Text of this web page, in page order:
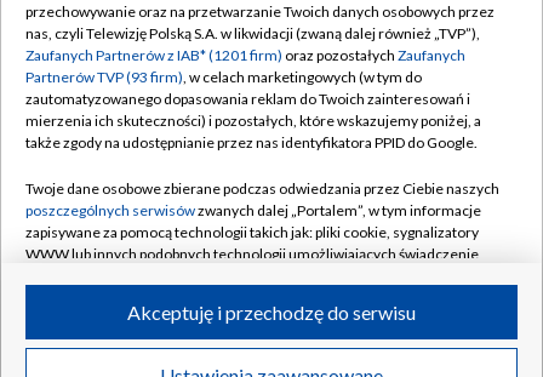
Abonament TVP
Emisja w TVP
Centrum informacji TVP
Naziemna Telewizja Cyfrowa
Rada Programowa
System NOS
Informacje o nadawcy
Program dla prasy
Regulamin TVP
Polityka prywatności
Moje zgody
Pomoc
Kontakt
Kanały
©2026 Telewizja Polska S.A. w likwidacji
przechowywanie oraz na przetwarzanie Twoich danych osobowych przez
nas, czyli Telewizję Polską S.A. w likwidacji (zwaną dalej również „TVP”),
Zaufanych Partnerów z IAB* (1201 firm) oraz pozostałych Zaufanych
Partnerów TVP (93 firm), w celach marketingowych (w tym do
zautomatyzowanego dopasowania reklam do Twoich zainteresowań i
mierzenia ich skuteczności) i pozostałych, które wskazujemy poniżej, a
także zgody na udostępnianie przez nas identyfikatora PPID do Google.
Twoje dane osobowe zbierane podczas odwiedzania przez Ciebie naszych
poszczególnych serwisówzwanych dalej „Portalem”, w tym informacje
zapisywane za pomocą technologii takich jak: pliki cookie, sygnalizatory
WWW lub innych podobnych technologii umożliwiających świadczenie
ruchu w Internecie.
Twoje dane osobowe zbierane podczas odwiedzania przez Ciebie
Akceptuję i przechodzę do serwisu